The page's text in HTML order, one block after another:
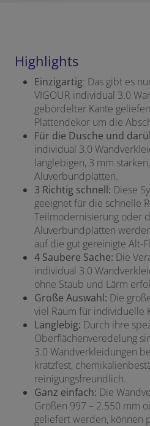
Highlights
Einzigartig: Das gibt es
VIGOUR individual 3.0
gebördelter Kante
Plattendekor um die
Für die Dusche und
individual 3.0
langlebigen, 3 mm
Aluverbundplatten.
3 Richtig schnell: Diese
geeignet für die schnelle
Teilmodernisierung oder
Aluverbundplatten
auf die gut gereinigte Alt-
4 Saubere Sache: Die
individual 3.0
ohne Staub und Lärm
Große Auswahl: Die
viel Raum für individuelle
Langlebig: Durch ihre
Oberflächenveredelung
3.0 Wandverkleidungen
kratzfest,
reinigungsfreundlich.
Ganz einfach: Die
Größen 997 – 2.550 mm
geliefert werden, können